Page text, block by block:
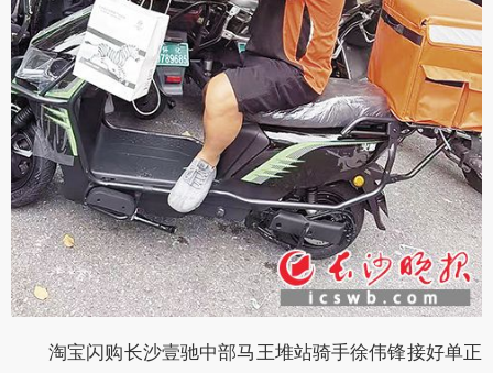
淘宝闪购长沙壹驰中部马王堆站骑手徐伟锋接好单正